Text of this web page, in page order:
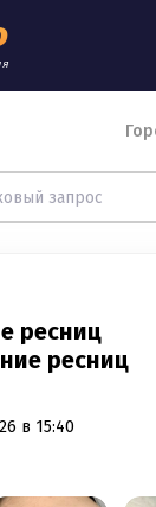
ресниц
ресниц
в 15:40